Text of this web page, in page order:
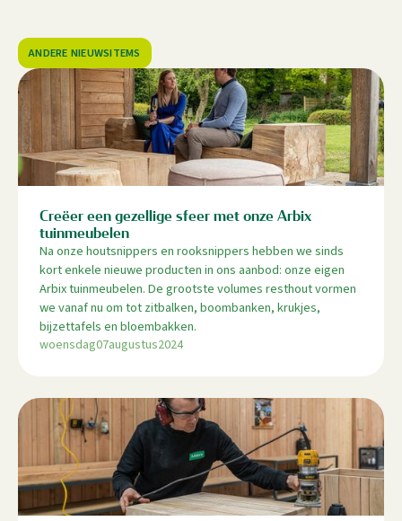
ANDERE NIEUWSITEMS
Creëer een gezellige sfeer met onze Arbix
tuinmeubelen
Na onze houtsnippers en rooksnippers hebben we sinds
kort enkele nieuwe producten in ons aanbod: onze eigen
Arbix tuinmeubelen. De grootste volumes resthout vormen
we vanaf nu om tot zitbalken, boombanken, krukjes,
bijzettafels en bloembakken.
woensdag07augustus2024